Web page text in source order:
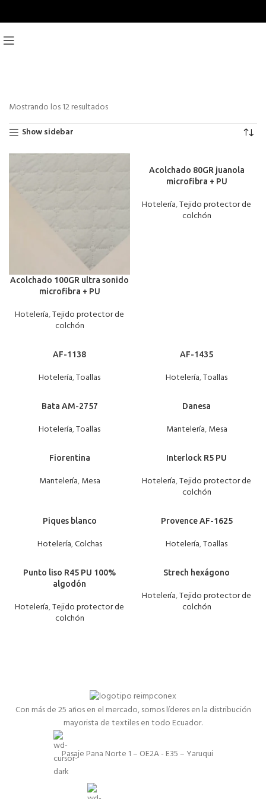
Mostrando los 12 resultados
Show sidebar
Acolchado 100GR ultra sonido
microfibra + PU
Hotelería,Tejido protector de
colchón
Acolchado 80GR juanola
microfibra + PU
Hotelería,Tejido protector de
colchón
AF-1138
Hotelería,Toallas
AF-1435
Hotelería,Toallas
Bata AM-2757
Hotelería,Toallas
Danesa
Mantelería,Mesa
Fiorentina
Mantelería,Mesa
Interlock R5 PU
Hotelería,Tejido protector de
colchón
Piques blanco
Hotelería,Colchas
Provence AF-1625
Hotelería,Toallas
Punto liso R45 PU 100%
algodón
Hotelería,Tejido protector de
colchón
Strech hexágono
Hotelería,Tejido protector de
colchón
Con más de 25 años en el mercado, somos líderes en la distribución
mayorista de textiles en todo Ecuador.
Pasaje Pana Norte 1 – OE2A - E35 – Yaruqui